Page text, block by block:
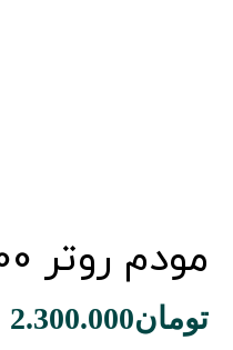
مودم روتر Archer VR400
تومان2.300.000